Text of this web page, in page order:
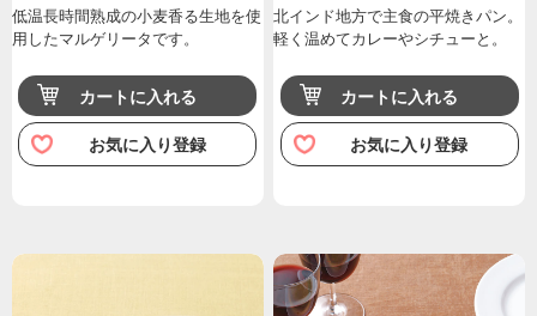
低温長時間熟成の小麦香る生地を使
用したマルゲリータです。
カートに入れる
お気に入り登録
北インド地方で主食の平焼きパン。
軽く温めてカレーやシチューと。
カートに入れる
お気に入り登録